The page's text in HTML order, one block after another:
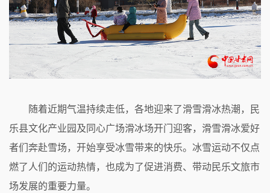
随着近期气温持续走低，各地迎来了滑雪滑冰热潮，民
乐县文化产业园及同心广场滑冰场开门迎客，滑雪滑冰爱好
者们奔赴雪场，开始享受冰雪带来的快乐。冰雪运动不仅点
燃了人们的运动热情，也成为了促进消费、带动民乐文旅市
场发展的重要力量。